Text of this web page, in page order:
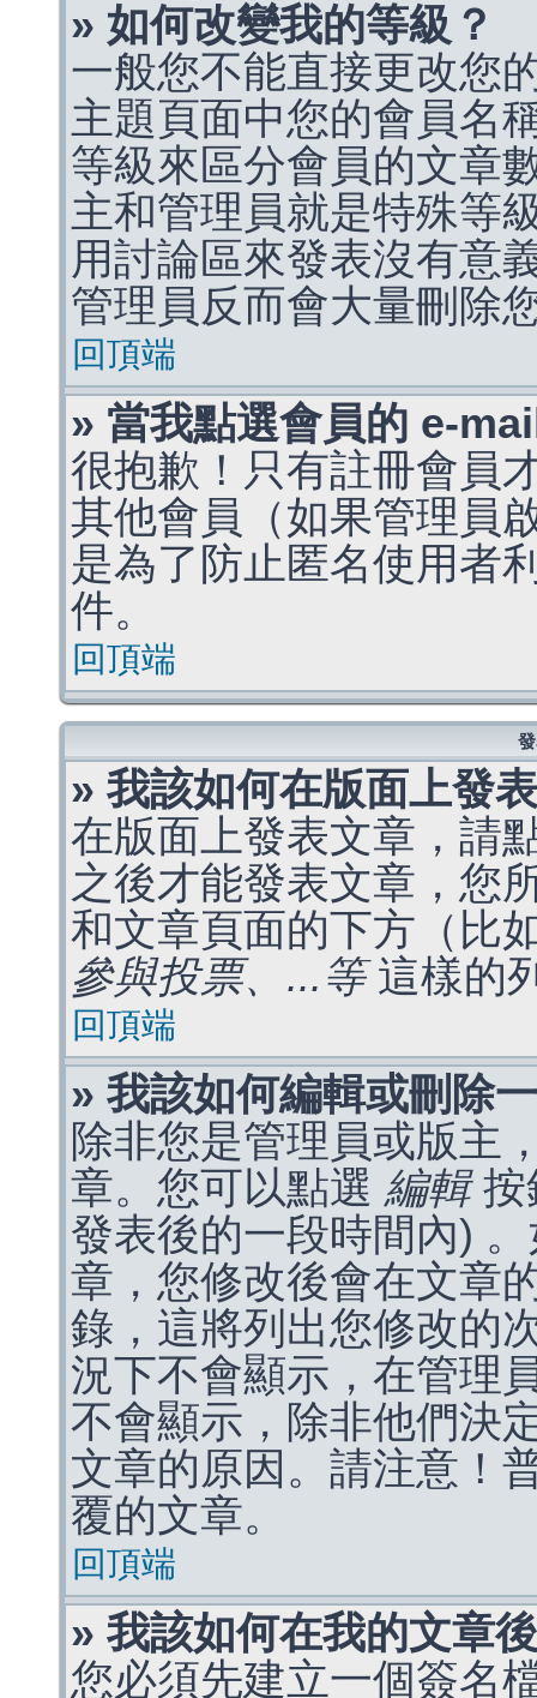
» 如何改變我的等級？
一般您不能直接更改您
主題頁面中您的會員名
等級來區分會員的文章
主和管理員就是特殊等
用討論區來發表沒有意
管理員反而會大量刪除
回頂端
» 當我點選會員的 e-
很抱歉！只有註冊會員
其他會員（如果管理員
是為了防止匿名使用者
件。
回頂端
» 我該如何在版面上發
在版面上發表文章，請
之後才能發表文章，您
和文章頁面的下方（比
參與投票、...等這樣的
回頂端
» 我該如何編輯或刪除
除非您是管理員或版主
章。您可以點選 編輯按
發表後的一段時間內)
章，您修改後會在文章
錄，這將列出您修改的
況下不會顯示，在管理
不會顯示，除非他們決
文章的原因。請注意！
覆的文章。
回頂端
» 我該如何在我的文章
您必須先建立一個簽名